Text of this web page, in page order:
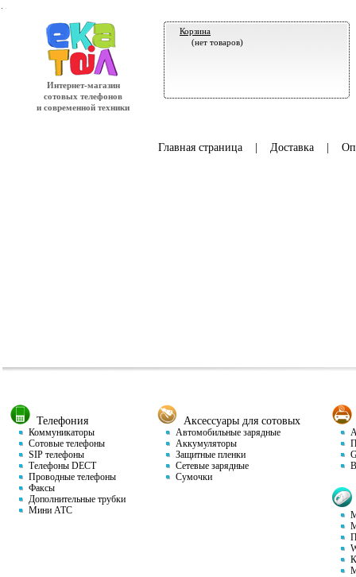
Интернет-магазин
сотовых телефонов
и современной техники
Корзина
(нет товаров)
Главная страница| Доставка|
Телефония
Коммуникаторы
Сотовые телефоны
SIP телефоны
Телефоны DECT
Проводные телефоны
Факсы
Дополнительные трубки
Мини АТС
Аксессуары для сотовых
Автомобильные зарядные
Аккумуляторы
Защитные пленки
Сетевые зарядные
Сумочки